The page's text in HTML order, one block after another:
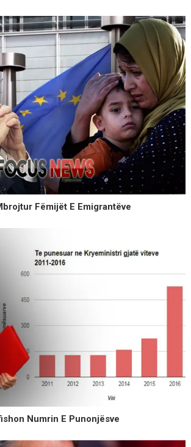
Fëmijët E Emigrantëve
Numrin E Punonjësve